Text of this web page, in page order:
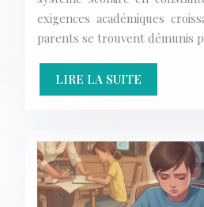
exigences académiques
parents se trouvent démunis
LIRE LA SUITE